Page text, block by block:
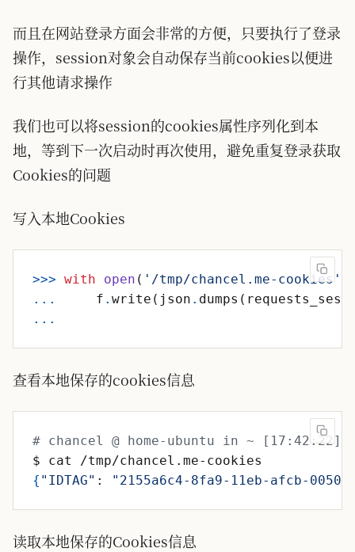
而且在网站登录方面会非常的方便，只要执行了登录
操作，session对象会自动保存当前cookies以便进
行其他请求操作
我们也可以将session的cookies属性序列化到本
地，等到下一次启动时再次使用，避免重复登录获取
Cookies的问题
写入本地Cookies
>>> with open ( ' /tmp/chancel.me-cookies'
. . . f . write ( json . dumps (
. . .
查看本地保存的cookies信息
# chancel @ home-ubuntu in ~ [17:42:22]
{ "IDTAG" : "2155a6c4-8fa9-11eb-afcb-
读取本地保存的Cookies信息